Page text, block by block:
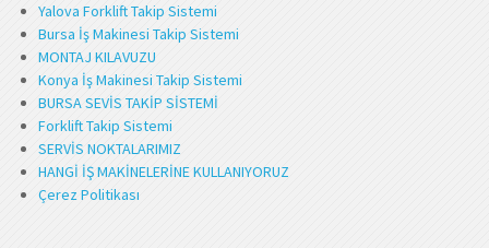
Yalova Forklift Takip Sistemi
Bursa İş Makinesi Takip Sistemi
MONTAJ KILAVUZU
Konya İş Makinesi Takip Sistemi
BURSA SEVİS TAKİP SİSTEMİ
Forklift Takip Sistemi
SERVİS NOKTALARIMIZ
HANGİ İŞ MAKİNELERİNE KULLANIYORUZ
Çerez Politikası